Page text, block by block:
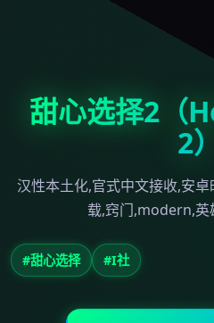
甜心选择2（
2）
汉性本土化,官式中文接收,安
载,窍门,modern,英
#甜心选择 #I社